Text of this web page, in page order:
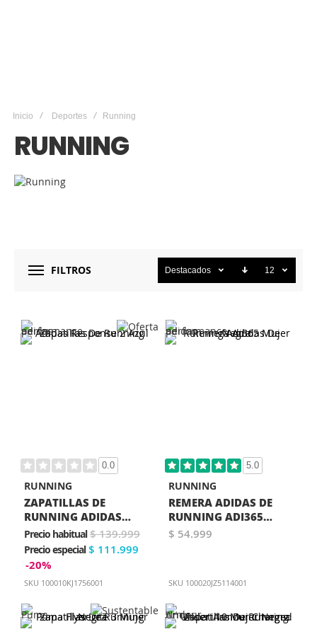
Inicio Deportes Running
RUNNING
FILTROS Destacados 12
0.0
RUNNING
ZAPATILLAS DE
RUNNING ADIDAS
RESPONSE 2 AZUL
Precio habitual $ 139.999
Precio especial $ 111.999
-20%
SKU 100010KJ1756001
5.0
RUNNING
REMERA ADIDAS DE
RUNNING ADI365
MUJER NEGRA
$ 54.999
SKU 100020JZ5114001